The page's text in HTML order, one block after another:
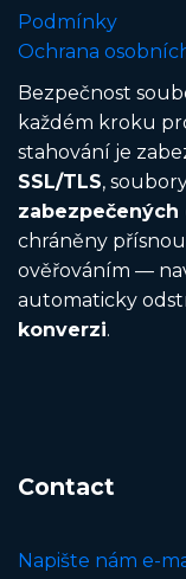
Podmínky
Ochrana
Bezpečnost
každém kroku
stahování je
SSL/TLS,
chráněny
ověřováním —
automaticky
konverzi.
Contact
Napište nám e-